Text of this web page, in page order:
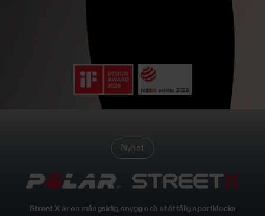
Nyhet
Street X är en mångsidig, snygg och stöttålig sportklocka